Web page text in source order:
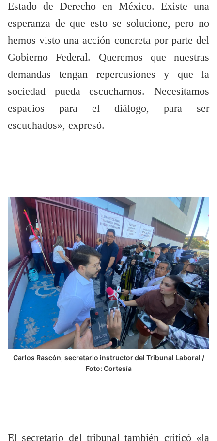
Estado de Derecho en México. Existe una
esperanza de que esto se solucione, pero no
hemos visto una acción concreta por parte del
Gobierno Federal. Queremos que nuestras
demandas tengan repercusiones y que la
sociedad pueda escucharnos. Necesitamos
espacios para el diálogo, para ser
escuchados», expresó.
Carlos Rascón, secretario instructor del Tribunal Laboral /
Foto: Cortesía
El secretario del tribunal también criticó «la